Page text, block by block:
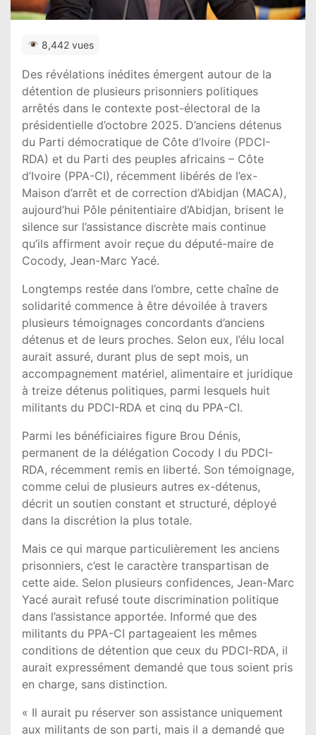
8,442 vues
Des révélations inédites émergent autour de la
détention de plusieurs prisonniers politiques
arrêtés dans le contexte post-électoral de la
présidentielle d’octobre 2025. D’anciens détenus
du Parti démocratique de Côte d’Ivoire (PDCI-
RDA) et du Parti des peuples africains – Côte
d’Ivoire (PPA-CI), récemment libérés de l’ex-
Maison d’arrêt et de correction d’Abidjan (MACA),
aujourd’hui Pôle pénitentiaire d’Abidjan, brisent le
silence sur l’assistance discrète mais continue
qu’ils affirment avoir reçue du député-maire de
Cocody, Jean-Marc Yacé.
Longtemps restée dans l’ombre, cette chaîne de
solidarité commence à être dévoilée à travers
plusieurs témoignages concordants d’anciens
détenus et de leurs proches. Selon eux, l’élu local
aurait assuré, durant plus de sept mois, un
accompagnement matériel, alimentaire et juridique
à treize détenus politiques, parmi lesquels huit
militants du PDCI-RDA et cinq du PPA-CI.
Parmi les bénéficiaires figure Brou Dénis,
permanent de la délégation Cocody I du PDCI-
RDA, récemment remis en liberté. Son témoignage,
comme celui de plusieurs autres ex-détenus,
décrit un soutien constant et structuré, déployé
dans la discrétion la plus totale.
Mais ce qui marque particulièrement les anciens
prisonniers, c’est le caractère transpartisan de
cette aide. Selon plusieurs confidences, Jean-Marc
Yacé aurait refusé toute discrimination politique
dans l’assistance apportée. Informé que des
militants du PPA-CI partageaient les mêmes
conditions de détention que ceux du PDCI-RDA, il
aurait expressément demandé que tous soient pris
en charge, sans distinction.
« Il aurait pu réserver son assistance uniquement
aux militants de son parti, mais il a demandé que